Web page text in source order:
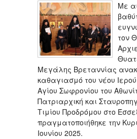
Με
τον
Μεγάλης Βρεταννίας
καθαγιασμό του νέου
Αγίου Σωφρονίου του
Πατριαρχική και
Τιμίου Προδρόμου στο
πραγματοποιήθηκε την
Ιουνίου 2025.